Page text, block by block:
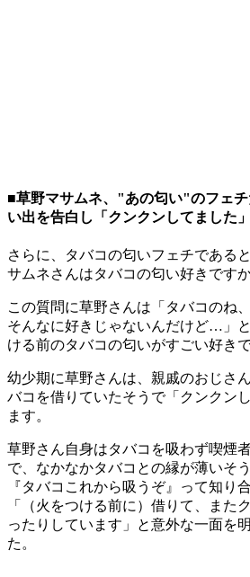
■草野マサムネ、"あの匂い"のフェ
い出を告白し「クンクンしてました」
さらに、タバコの匂いフェチである
サムネさんはタバコの匂い好きです
この質問に草野さんは「タバコのね
そんなに好きじゃないんだけど…」
ける前のタバコの匂いがすごい好き
幼少期に草野さんは、親戚のおじさ
バコを借りていたそうで「クンクン
ます。
草野さん自身はタバコを吸わず喫煙
で、なかなかタバコとの縁が薄いそ
『タバコこれから吸うぞ』って知り
「（火をつける前に）借りて、また
ったりしています」と意外な一面を
た。